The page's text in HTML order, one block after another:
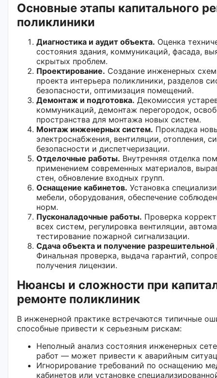
Основные этапы капитального
поликлиники
Диагностика и аудит объекта. Оценка
состояния здания, коммуникаций, фасада,
скрытых проблем.
Проектирование. Создание инженерных
проекта интерьера поликлиники, разделов
безопасности, оптимизация помещений.
Демонтаж и подготовка. Декомиссия
коммуникаций, демонтаж перегородок,
пространства для монтажа новых систем.
Монтаж инженерных систем. Прокладка
электроснабжения, вентиляции, отопления,
безопасности и диспетчеризации.
Отделочные работы. Внутренняя отделка
применением современных материалов,
стен, обновление входных групп.
Оснащение кабинетов. Установка
мебели, оборудования, обеспечение
норм.
Пусконаладочные работы. Проверка
всех систем, регулировка вентиляции,
тестирование пожарной сигнализации.
Сдача объекта и получение
Финальная проверка, выдача гарантий,
получения лицензии.
Нюансы и сложности при
ремонте поликлиник
В инженерной практике встречаются типичные
способные привести к серьезным рискам:
Неполный анализ состояния инженерных
работ — может привести к аварийным
Игнорирование требований по оснащению
кабинетов или установке